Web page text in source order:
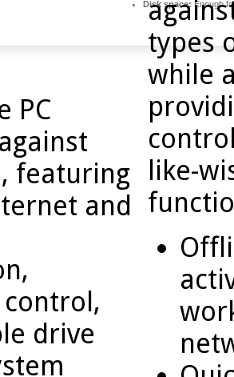
Disk space: Enough
PC
featuring
and
drive
types
while
like-